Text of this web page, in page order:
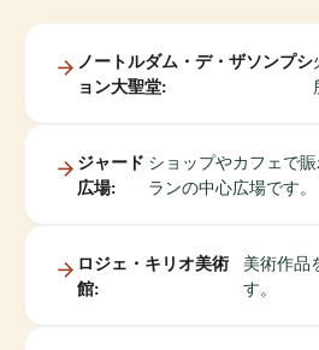
ノートルダム・デ・ザソンプシ
ョン大聖堂:
ジャード
広場:
ショップやカフェで
ランの中心広場です。
ロジェ・キリオ美術
館:
美術作品
す。